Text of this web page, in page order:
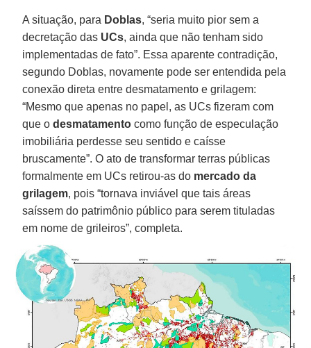
A situação, para Doblas, “seria muito pior sem a
decretação das UCs, ainda que não tenham sido
implementadas de fato”. Essa aparente contradição,
segundo Doblas, novamente pode ser entendida pela
conexão direta entre desmatamento e grilagem:
“Mesmo que apenas no papel, as UCs fizeram com
que odesmatamento como função de especulação
imobiliária perdesse seu sentido e caísse
bruscamente”. O ato de transformar terras públicas
formalmente em UCs retirou-as do mercado da
grilagem, pois “tornava inviável que tais áreas
saíssem do patrimônio público para serem tituladas
em nome de grileiros”, completa.